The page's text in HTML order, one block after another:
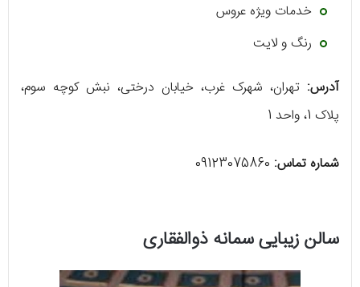
خدمات ویژه عروس
رنگ و لایت
آدرس: تهران، شهرک غرب، خیابان درختی، نبش کوچه سوم،
پلاک 1، واحد 1
شماره تماس:
سالن زیبایی سمانه ذوالفقاری